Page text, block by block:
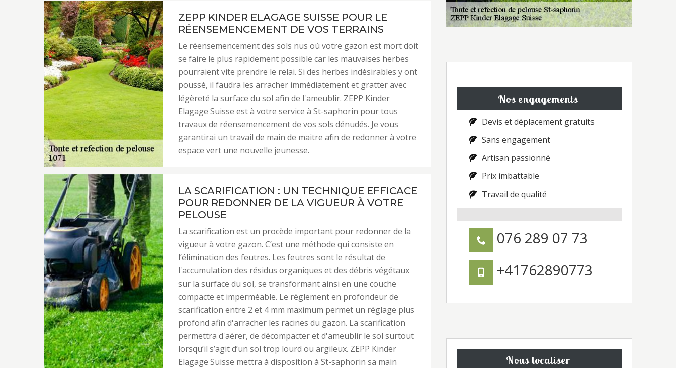
ZEPP KINDER ELAGAGE SUISSE POUR LE
RÉENSEMENCEMENT DE VOS TERRAINS
Le réensemencement des sols nus où votre gazon est mort doit
se faire le plus rapidement possible car les mauvaises herbes
pourraient vite prendre le relai. Si des herbes indésirables y ont
poussé, il faudra les arracher immédiatement et gratter avec
légèreté la surface du sol afin de l'ameublir. ZEPP Kinder
Elagage Suisse est à votre service à St-saphorin pour tous
travaux de réensemencement de vos sols dénudés. Je vous
garantirai un travail de main de maitre afin de redonner à votre
espace vert une nouvelle jeunesse.
LA SCARIFICATION : UN TECHNIQUE EFFICACE
POUR REDONNER DE LA VIGUEUR À VOTRE
PELOUSE
La scarification est un procède important pour redonner de la
vigueur à votre gazon. C’est une méthode qui consiste en
l’élimination des feutres. Les feutres sont le résultat de
l'accumulation des résidus organiques et des débris végétaux
sur la surface du sol, se transformant ainsi en une couche
compacte et imperméable. Le règlement en profondeur de
scarification entre 2 et 4 mm maximum permet un réglage plus
profond afin d'arracher les racines du gazon. La scarification
permettra d'aérer, de décompacter et d'ameublir le sol surtout
lorsqu’il s’agit d’un sol trop lourd ou argileux. ZEPP Kinder
Elagage Suisse mettra à disposition à St-saphorin sa main
Nos engagements
Devis et déplacement gratuits
Sans engagement
Artisan passionné
Prix imbattable
Travail de qualité
076 289 07 73
+41762890773
Nous localiser